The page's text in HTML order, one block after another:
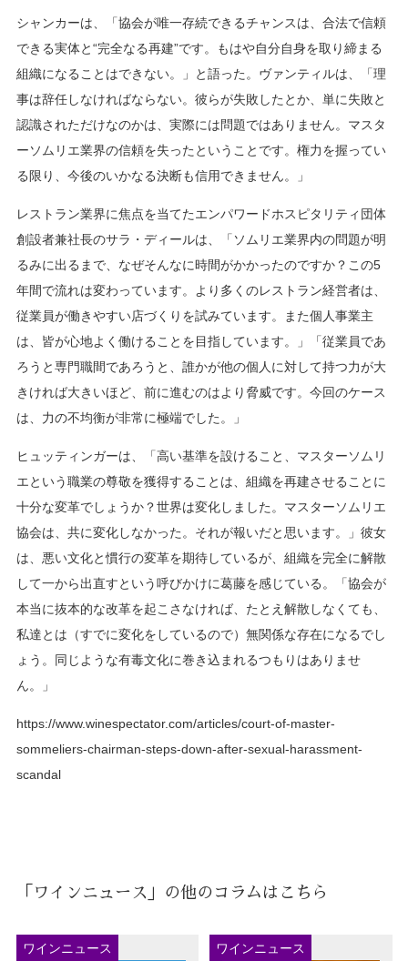
シャンカーは、「協会が唯一存続できるチャンスは、合法で信頼
できる実体と“完全なる再建”です。もはや自分自身を取り締まる
組織になることはできない。」と語った。ヴァンティルは、「理
事は辞任しなければならない。彼らが失敗したとか、単に失敗と
認識されただけなのかは、実際には問題ではありません。マスタ
ーソムリエ業界の信頼を失ったということです。権力を握ってい
る限り、今後のいかなる決断も信用できません。」
レストラン業界に焦点を当てたエンパワードホスピタリティ団体
創設者兼社長のサラ・ディールは、「ソムリエ業界内の問題が明
るみに出るまで、なぜそんなに時間がかかったのですか？この5
年間で流れは変わっています。より多くのレストラン経営者は、
従業員が働きやすい店づくりを試みています。また個人事業主
は、皆が心地よく働けることを目指しています。」「従業員であ
ろうと専門職間であろうと、誰かが他の個人に対して持つ力が大
きければ大きいほど、前に進むのはより脅威です。今回のケース
は、力の不均衡が非常に極端でした。」
ヒュッティンガーは、「高い基準を設けること、マスターソムリ
エという職業の尊敬を獲得することは、組織を再建させることに
十分な変革でしょうか？世界は変化しました。マスターソムリエ
協会は、共に変化しなかった。それが報いだと思います。」彼女
は、悪い文化と慣行の変革を期待しているが、組織を完全に解散
して一から出直すという呼びかけに葛藤を感じている。「協会が
本当に抜本的な改革を起こさなければ、たとえ解散しなくても、
私達とは（すでに変化をしているので）無関係な存在になるでし
ょう。同じような有毒文化に巻き込まれるつもりはありませ
ん。」
https://www.winespectator.com/articles/court-of-master-
sommeliers-chairman-steps-down-after-sexual-harassment-
scandal
「ワインニュース」の他のコラムはこちら
ワインニュース ワインニュース